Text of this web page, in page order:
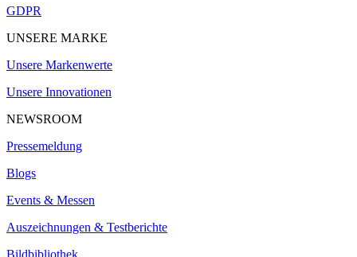
GDPR
UNSERE MARKE
Unsere Markenwerte
Unsere Innovationen
NEWSROOM
Pressemeldung
Blogs
Events & Messen
Auszeichnungen & Testberichte